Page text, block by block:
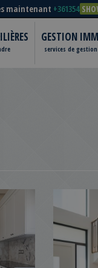
maintenant +361354
GESTION
services de